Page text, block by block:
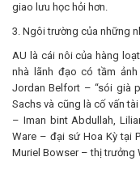
giao lưu học hỏi hơn.
3. Ngôi trường của những
AU là cái nôi của hàng
nhà lãnh đạo có tầm
Jordan Belfort – “sói già
Sachs và cũng là cố vấn
– Iman bint Abdullah,
Ware – đại sứ Hoa Kỳ tại
Muriel Bowser – thị trưởng